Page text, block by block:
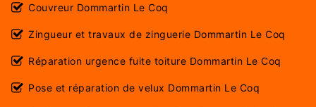
Couvreur Dommartin Le Coq
Zingueur et travaux de zinguerie Dommartin Le Coq
Réparation urgence fuite toiture Dommartin Le Coq
Pose et réparation de velux Dommartin Le Coq